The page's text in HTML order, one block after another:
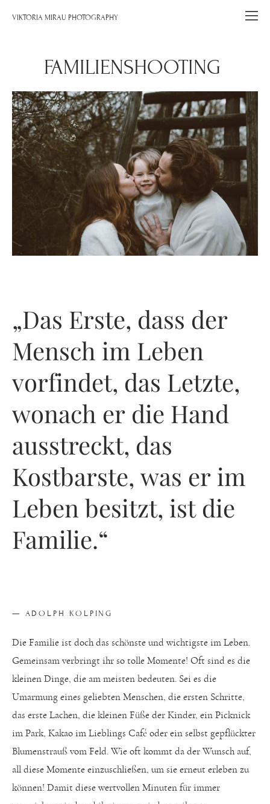
VIKTORIA MIRAU PHOTOGRAPHY
FAMILIENSHOOTING
„Das Erste, dass der
Mensch im Leben
vorfindet, das Letzte,
wonach er die Hand
ausstreckt, das
Kostbarste, was er im
Leben besitzt, ist die
Familie.“
— ADOLPH KOLPING
Die Familie ist doch das schönste und wichtigste im Leben.
Gemeinsam verbringt ihr so tolle Momente! Oft sind es die
kleinen Dinge, die am meisten bedeuten. Sei es die
Umarmung eines geliebten Menschen, die ersten Schritte,
das erste Lachen, die kleinen Füße der Kinder, ein Picknick
im Park, Kakao im Lieblings Café oder ein selbst gepflückter
Blumenstrauß vom Feld. Wie oft kommt da der Wunsch auf,
all diese Momente einzuschließen, um sie erneut erleben zu
können! Damit diese wertvollen Minuten für immer